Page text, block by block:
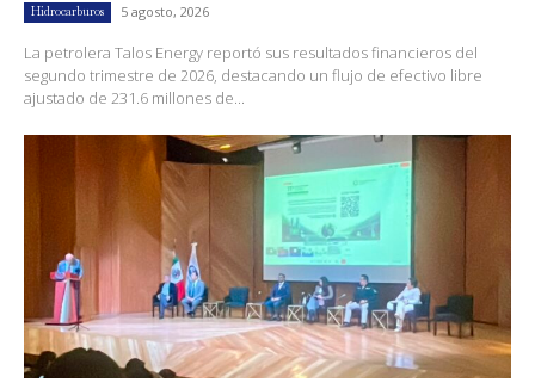
Hidrocarburos 5 agosto, 2026
La petrolera Talos Energy reportó sus resultados financieros del
segundo trimestre de 2026, destacando un flujo de efectivo libre
ajustado de 231.6 millones de...